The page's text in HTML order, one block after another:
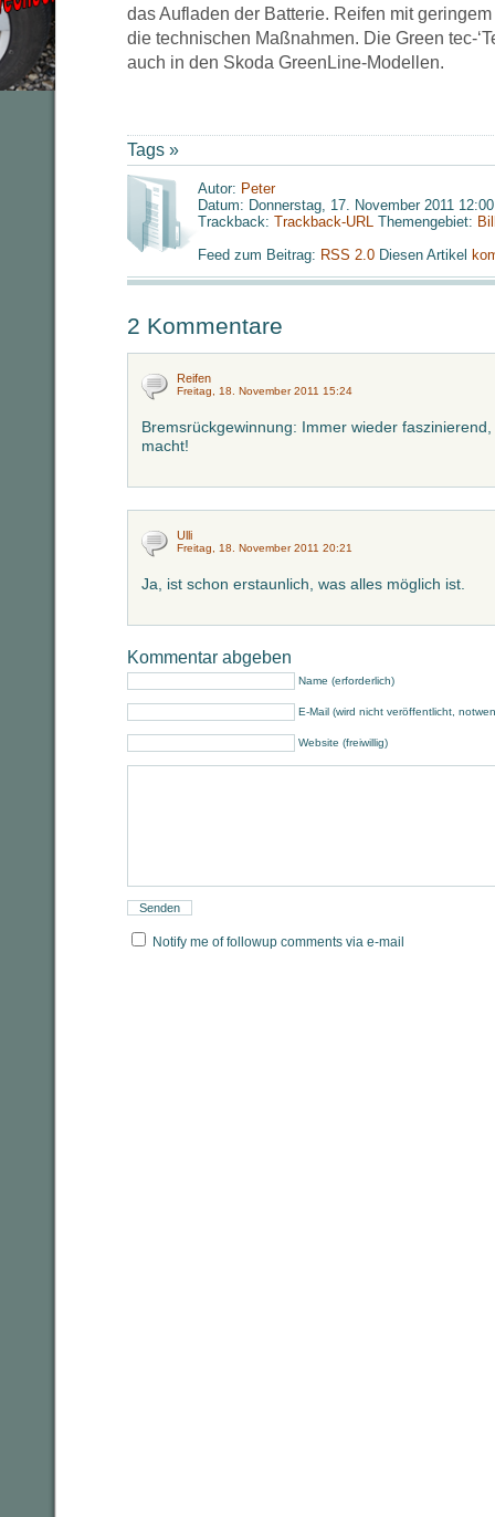
das Aufladen der Batterie. Reifen mit
die technischen Maßnahmen. Die Green tec-
auch in den Skoda GreenLine-Modellen.
Tags »
Autor: Peter
Datum: Donnerstag, 17. November 2011 12:00
Trackback: Trackback-URL Themengebiet:
Feed zum Beitrag: RSS 2.0 Diesen Artikel
2 Kommentare
Reifen
Freitag, 18. November 2011 15:24
Bremsrückgewinnung: Immer wieder
macht!
Ulli
Freitag, 18. November 2011 20:21
Ja, ist schon erstaunlich, was alles möglich ist.
Kommentar abgeben
Name (erforderlich)
E-Mail (wird nicht veröffentlicht,
Website (freiwillig)
Notify me of followup comments via e-mail